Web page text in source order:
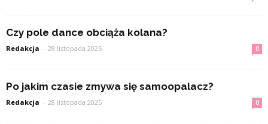
Czy pole dance obciąża kolana?
Redakcja - 28 listopada 2025 0
Po jakim czasie zmywa się samoopalacz?
Redakcja - 28 listopada 2025 0